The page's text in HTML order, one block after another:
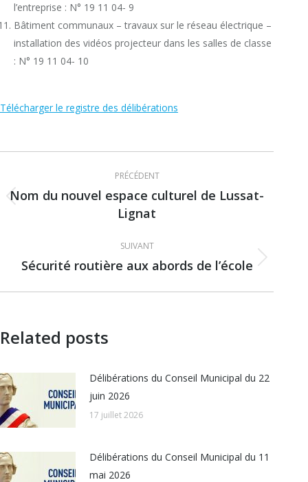
l’entreprise : N° 19 11 04- 9
Bâtiment communaux – travaux sur le réseau électrique –
installation des vidéos projecteur dans les salles de classe
: N° 19 11 04- 10
Télécharger le registre des délibérations
Navigation
article
PRÉCÉDENT
Article
précédent
Nom du nouvel espace culturel de Lussat-
Lignat
SUIVANT
Article
Sécurité routière aux abords de l’école
Related posts
Délibérations du Conseil Municipal du 22
juin 2026
17 juillet 2026
Délibérations du Conseil Municipal du 11
mai 2026